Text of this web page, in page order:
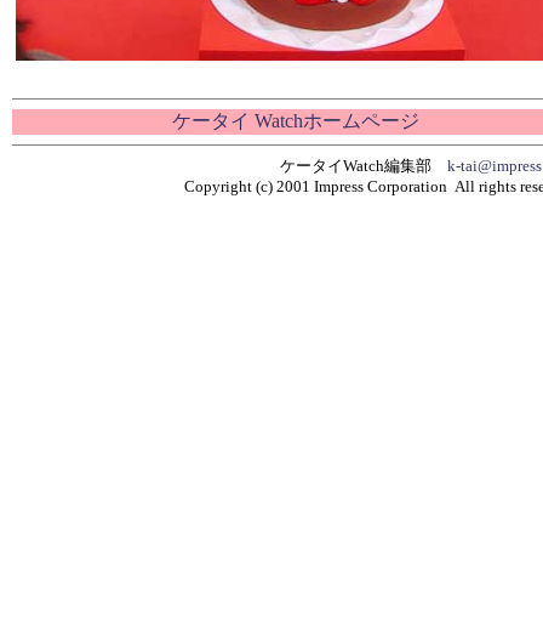
ケータイ Watchホームページ
ケータイWatch編集部 k-
Copyright (c) 2001 Impress Corporation All rights